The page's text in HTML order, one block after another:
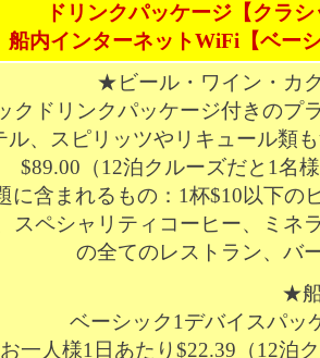
ドリンクパッケージ【クラ
船内インターネットWiFi【ベー
★ビール・ワイン・カ
クドリンクパッケージ付きのプ
ル、スピリッツやリキュール類
$89.00（12泊クルーズだと1名
に含まれるもの：1杯$10以下の
スペシャリティコーヒー、ミネ
の全てのレストラン、バ
★
ベーシック1デバイスパッ
一人様1日あたり$22.39（12泊